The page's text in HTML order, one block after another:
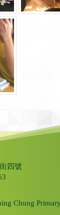
四號
Chung